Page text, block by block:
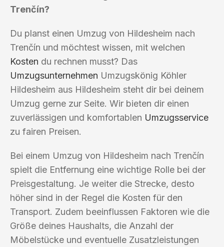
Trenčín?
Du planst einen Umzug von Hildesheim nach
Trenčín und möchtest wissen, mit welchen
Kosten du rechnen musst? Das
Umzugsunternehmen Umzugskönig Köhler
Hildesheim aus Hildesheim steht dir bei deinem
Umzug gerne zur Seite. Wir bieten dir einen
zuverlässigen und komfortablen Umzugsservice
zu fairen Preisen.
Bei einem Umzug von Hildesheim nach Trenčín
spielt die Entfernung eine wichtige Rolle bei der
Preisgestaltung. Je weiter die Strecke, desto
höher sind in der Regel die Kosten für den
Transport. Zudem beeinflussen Faktoren wie die
Größe deines Haushalts, die Anzahl der
Möbelstücke und eventuelle Zusatzleistungen